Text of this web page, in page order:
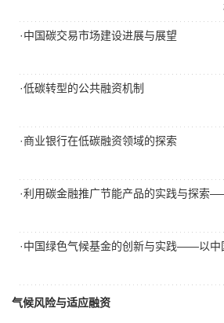
·中国碳交易市场建设进展与展望
·低碳转型的公共融资机制
·商业银行在低碳融资领域的探索
·中国绿色气候基金的创新与实践——以中
气候风险与适应融资